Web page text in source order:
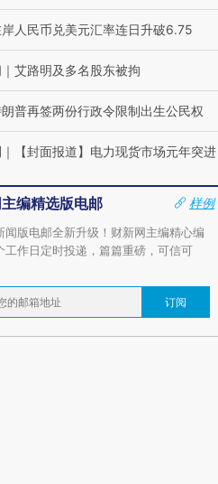
人民币兑美元汇率连日升破6.75
｜ 艾路明及多名股东被拘
普再签两份行政令限制出生公民权
｜ 【封面报道】电力现货市场元年突进
编精选版电邮
样例
闻版电邮全新升级！财新网主编精心编
工作日定时投递，篇篇重磅，可信可
订阅